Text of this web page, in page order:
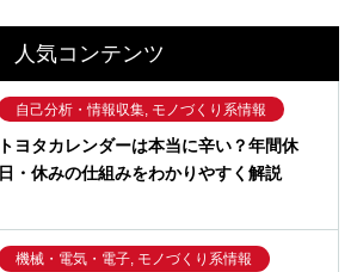
人気コンテンツ
自己分析・情報収集, モノづくり系情報
トヨタカレンダーは本当に辛い？年間休
日・休みの仕組みをわかりやすく解説
機械・電気・電子, モノづくり系情報